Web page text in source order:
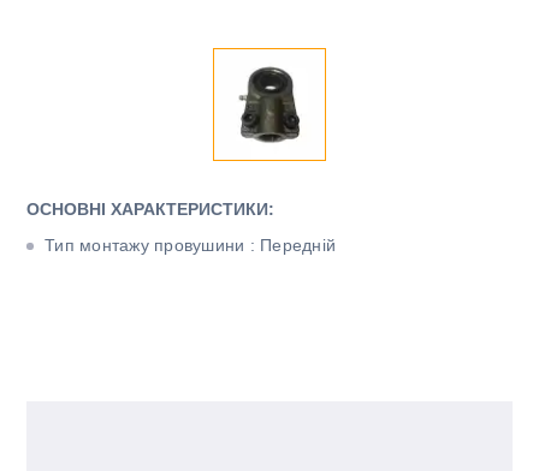
ОСНОВНІ ХАРАКТЕРИСТИКИ:
Тип монтажу провушини : Передній